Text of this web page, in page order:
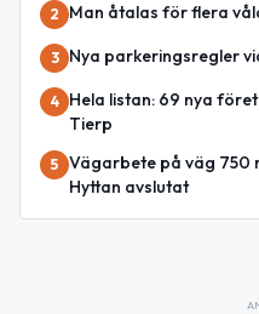
2 Man åtalas för flera
3 Nya parkeringsregler
4
Hela listan: 69 nya
Tierp
5 Vägarbete på väg 750
Hyttan avslutat